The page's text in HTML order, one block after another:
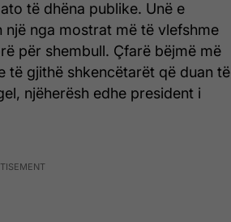
të dhëna publike. Unë e
nga mostrat më të vlefshme
për shembull. Çfarë bëjmë më
të gjithë shkencëtarët që duan të
njëherësh edhe president i